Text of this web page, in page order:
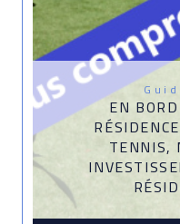
EN
TENNIS,